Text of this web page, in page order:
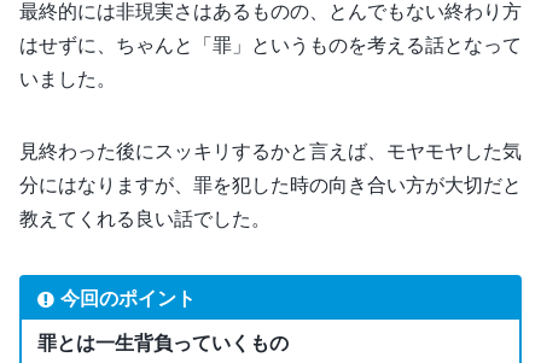
最終的には非現実さはあるものの、とんでもない終わり方
はせずに、ちゃんと「罪」というものを考える話となって
いました。
見終わった後にスッキリするかと言えば、モヤモヤした気
分にはなりますが、罪を犯した時の向き合い方が大切だと
教えてくれる良い話でした。
今回のポイント
罪とは一生背負っていくもの